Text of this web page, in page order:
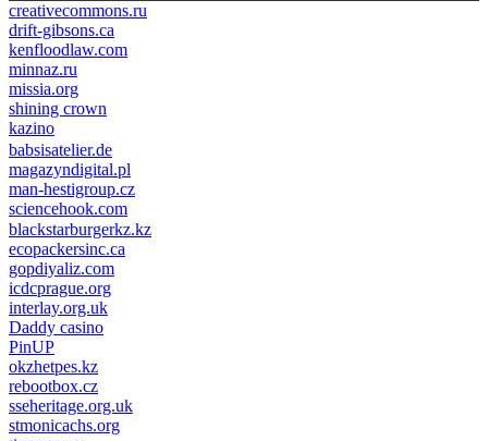
creativecommons.ru
drift-gibsons.ca
kenfloodlaw.com
minnaz.ru
missia.org
shining crown
kazino
casino lemon
pinco giriş
babsisatelier.de
magazyndigital.pl
man-hestigroup.cz
sciencehook.com
олимп казино
blackstarburgerkz.kz
ecopackersinc.ca
gopdiyaliz.com
icdcprague.org
interlay.org.uk
Daddy casino
PinUP
okzhetpes.kz
rebootbox.cz
sseheritage.org.uk
stmonicachs.org